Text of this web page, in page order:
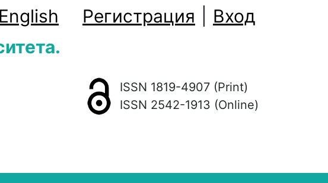
English Регистрация
Вход
ISSN 1819-4907 (Print)
ISSN 2542-1913 (Online)